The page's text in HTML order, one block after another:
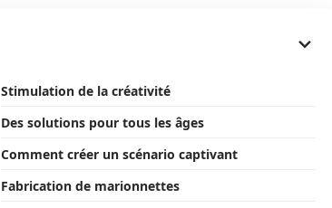
Stimulation de la créativité
Des solutions pour tous les âges
Comment créer un scénario captivant
Fabrication de marionnettes